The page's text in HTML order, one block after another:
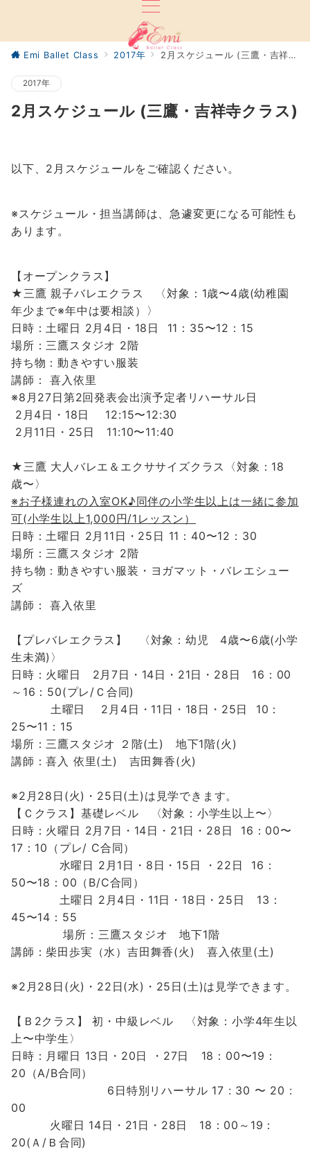
Emi Ballet Class 2017年 2月スケジュール (三鷹・吉祥寺クラス)
2017年
2月スケジュール (三鷹・吉祥寺クラス)
以下、2月スケジュールをご確認ください。
※スケジュール・担当講師は、急遽変更になる可能性も
あります。
【オープンクラス】
★三鷹 親子バレエクラス 〈対象：1歳〜4歳(幼稚園
年少まで※年中は要相談）〉
日時：土曜日 2月4日・18日 11：35〜12：15
場所：三鷹スタジオ 2階
持ち物：動きやすい服装
講師： 喜入依里
※8月27日第2回発表会出演予定者 リハーサル日
2月4日・18日 12:15〜12:30
2月11日・25日 11:10〜11:40
★三鷹 大人バレエ＆エクササイズクラス
〈対象：18
歳〜〉
※お子様連れの入室OK♪同伴の小学生以上は一緒に参加
可(小学生以上1,000円/1レッスン）
日時：土曜日 2月11日・25日 11：40〜12：30
場所：三鷹スタジオ 2階
持ち物：動きやすい服装・ヨガマット・バレエシュー
ズ
講師： 喜入依里
【プレバレエクラス】 〈対象：幼児 4歳〜6歳(小学
生未満)〉
日時：火曜日 2月7日・14日・21日・28日 16：00
～16：50(プレ/Ｃ合同)
土曜日 2月4日・11日・18日・25日 10：
25〜11：15
場所：三鷹スタジオ ２階(土) 地下1階(火)
講師：喜入 依里(土) 吉田舞香(火)
※2月28日(火)・25日(土)は見学できます。
【Ｃクラス】 基礎レベル 〈対象：小学生以上〜〉
日時： 火曜日 2月7日・14日・21日・28日 16：00〜
17：10（プレ/ C合同）
水曜 日 2月1 日・8日・15日 ・22日 16：
50〜18：00 （B/C合同）
土曜日 2 月4日・11日・18日・25日 13：
45〜14：55
場所：三鷹スタジオ 地下1階
講師：柴田歩実（水）吉田舞香(火) 喜入依里(土)
※2月28日(火)・22日(水)・25日(土)は見学できます。
【Ｂ2クラス】
初・中級レベル 〈対象：小学4年生以
上〜中学生〉
日時：月曜日 13日・20日
・27日 18：00〜19：
20（A/B合同）
6日特別リハーサル 17 : 30 〜 20 :
00
火曜日 14日・21日・28日 18：00～19：
20(Ａ/Ｂ合同)